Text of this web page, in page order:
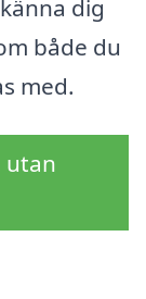
dig
både du
med.
utan